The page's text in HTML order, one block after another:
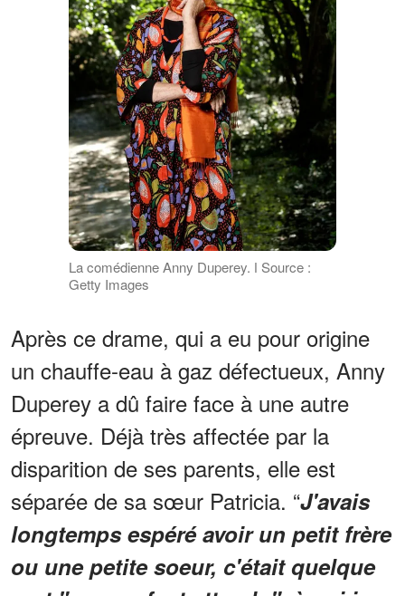
La comédienne Anny Duperey. ǀ Source :
Getty Images
Après ce drame, qui a eu pour origine
un chauffe-eau à gaz défectueux, Anny
Duperey a dû faire face à une autre
épreuve. Déjà très affectée par la
disparition de ses parents, elle est
séparée de sa sœur Patricia. “J'avais
longtemps espéré avoir un petit frère
ou une petite soeur, c'était quelque